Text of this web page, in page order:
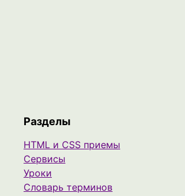
Разделы
HTML и CSS приемы
Сервисы
Уроки
Cловарь терминов